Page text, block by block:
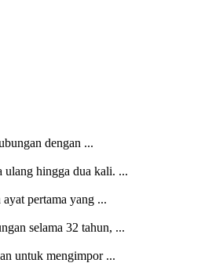
dengan ...
ulang hingga dua kali. ...
pertama yang ...
selama 32 tahun, ...
untuk mengimpor ...